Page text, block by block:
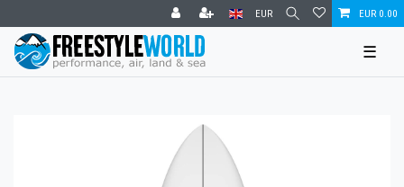
EUR EUR 0.00
☰